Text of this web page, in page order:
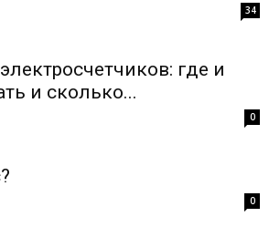
34
где и
и сколько...
0
0